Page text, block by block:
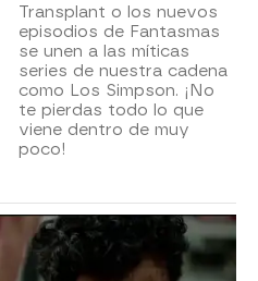
Transplant o los nuevos
episodios de Fantasmas
se unen a las míticas
series de nuestra cadena
como Los Simpson. ¡No
te pierdas todo lo que
viene dentro de muy
poco!